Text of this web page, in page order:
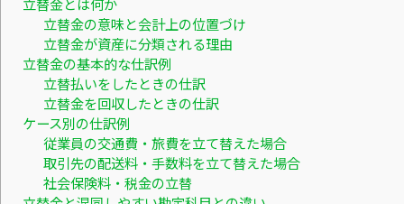
立替金の意味と会計上の位置づけ
立替金が資産に分類される理由
立替金の基本的な仕訳例
立替払いをしたときの仕訳
立替金を回収したときの仕訳
ケース別の仕訳例
従業員の交通費・旅費を立て替えた場合
取引先の配送料・手数料を立て替えた場合
社会保険料・税金の立替